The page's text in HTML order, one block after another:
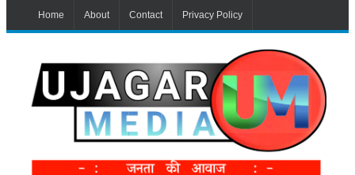
Home About Contact Privacy Policy